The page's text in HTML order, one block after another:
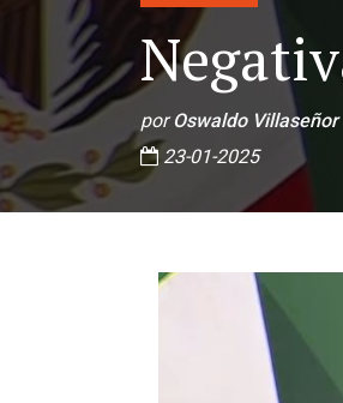
porOswaldo Villaseñor
23-01-2025